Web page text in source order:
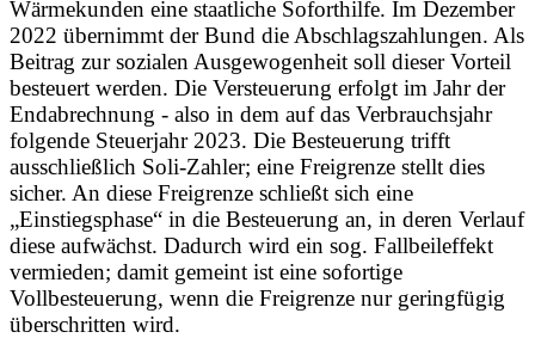
Wärmekunden eine staatliche Soforthilfe. Im Dezember
2022 übernimmt der Bund die Abschlagszahlungen. Als
Beitrag zur sozialen Ausgewogenheit soll dieser Vorteil
besteuert werden. Die Versteuerung erfolgt im Jahr der
Endabrechnung - also in dem auf das Verbrauchsjahr
folgende Steuerjahr 2023. Die Besteuerung trifft
ausschließlich Soli-Zahler; eine Freigrenze stellt dies
sicher. An diese Freigrenze schließt sich eine
„Einstiegsphase“ in die Besteuerung an, in deren Verlauf
diese aufwächst. Dadurch wird ein sog. Fallbeileffekt
vermieden; damit gemeint ist eine sofortige
Vollbesteuerung, wenn die Freigrenze nur geringfügig
überschritten wird.